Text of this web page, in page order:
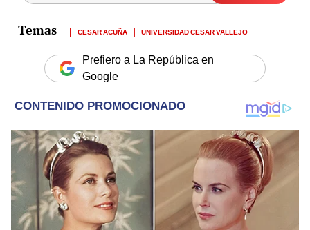
CESAR ACUÑA UNIVERSIDAD CESAR VALLEJO
Prefiero a La República en
Google